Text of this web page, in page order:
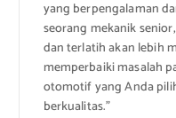
yang berpengalaman
seorang mekanik
dan terlatih akan lebih
memperbaiki masalah
otomotif yang Anda
berkualitas.”